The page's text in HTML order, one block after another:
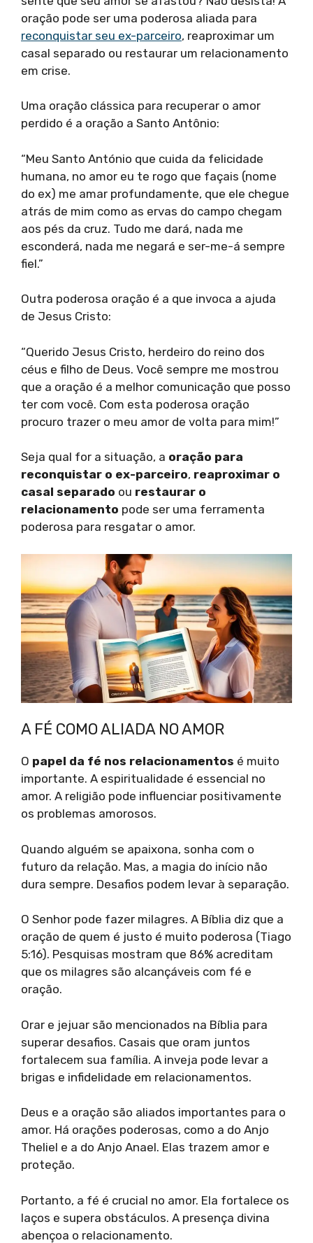
oração pode ser uma poderosa aliada para
reconquistar seu ex-parceiro, reaproximar um
casal separado ou restaurar um relacionamento
em crise.
Uma oração clássica para recuperar o amor
perdido é a oração a Santo Antônio:
“Meu Santo António que cuida da felicidade
humana, no amor eu te rogo que façais (nome
do ex) me amar profundamente, que ele chegue
atrás de mim como as ervas do campo chegam
aos pés da cruz. Tudo me dará, nada me
esconderá, nada me negará e ser-me-á sempre
fiel.”
Outra poderosa oração é a que invoca a ajuda
de Jesus Cristo:
“Querido Jesus Cristo, herdeiro do reino dos
céus e filho de Deus. Você sempre me mostrou
que a oração é a melhor comunicação que posso
ter com você. Com esta poderosa oração
procuro trazer o meu amor de volta para mim!”
Seja qual for a situação, a oração para
reconquistar o ex-parceiro, reaproximar o
casal separado ou restaurar o
relacionamento pode ser uma ferramenta
poderosa para resgatar o amor.
A FÉ COMO ALIADA NO AMOR
O papel da fé nos relacionamentos é muito
importante. A espiritualidade é essencial no
amor. A religião pode influenciar positivamente
os problemas amorosos.
Quando alguém se apaixona, sonha com o
futuro da relação. Mas, a magia do início não
dura sempre. Desafios podem levar à separação.
O Senhor pode fazer milagres. A Bíblia diz que a
oração de quem é justo é muito poderosa (Tiago
5:16). Pesquisas mostram que 86% acreditam
que os milagres são alcançáveis com fé e
oração.
Orar e jejuar são mencionados na Bíblia para
superar desafios. Casais que oram juntos
fortalecem sua família. A inveja pode levar a
brigas e infidelidade em relacionamentos.
Deus e a oração são aliados importantes para o
amor. Há orações poderosas, como a do Anjo
Theliel e a do Anjo Anael. Elas trazem amor e
proteção.
Portanto, a fé é crucial no amor. Ela fortalece os
laços e supera obstáculos. A presença divina
abençoa o relacionamento.